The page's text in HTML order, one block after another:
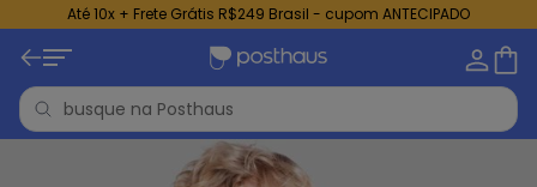
Até 10x + Frete Grátis R$249 Brasil - cupom ANTECIPADO